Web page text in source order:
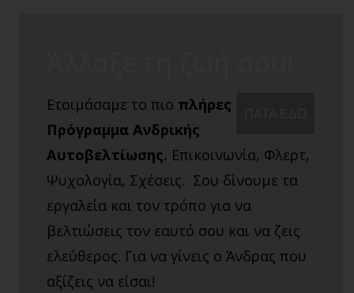
Ετοιμάσαμε το πιο πλήρες
Πρόγραμμα Ανδρικής
Αυτοβελτίωσης. Επικοινωνία, Φλερτ,
Ψυχολογία, Σχέσεις. Σου δίνουμε τα
εργαλεία και τον τρόπο για να
βελτιώσεις τον εαυτό σου και να ζεις
ελεύθερος. Για να γίνεις ο Άνδρας που
αξίζεις να είσαι!